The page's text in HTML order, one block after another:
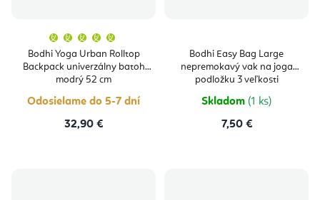
Bodhi Yoga Urban Rolltop
Backpack univerzálny batoh
modrý 52 cm
produktu
je
5,0
hviezdičiek.
Odosielame do 5-7 dní
32,90 €
Bodhi Easy Bag Large
nepremokavý vak na joga
podložku 3 veľkosti
Skladom (1 ks)
7,50 €